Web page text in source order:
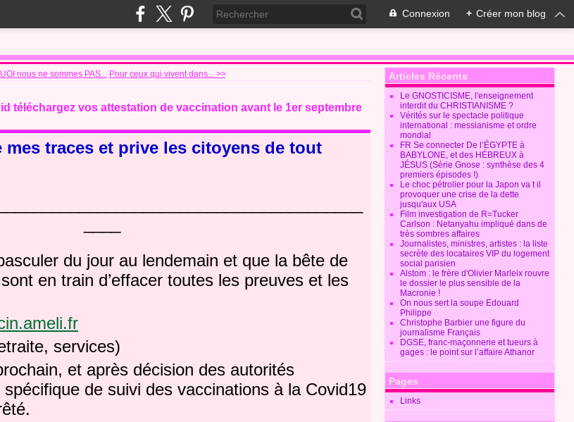
Connexion + Créer mon blog
nous ne sommes PAS... Pour ceux qui vivent dans... >>
téléchargez vos attestation de vaccination avant le 1er septembre
mes traces et prive les citoyens de tout
du jour au lendemain et que la bête de
en train d’effacer toutes les preuves et les
services)
et après décision des autorités
de suivi des vaccinations à la Covid19
Articles Récents
Le GNOSTICISME, l'enseignement
interdit du CHRISTIANISME ?
Vérités sur le spectacle politique
international : messianisme et ordre
mondial
FR Se connecter De l’ÉGYPTE à
BABYLONE, et des HÉBREUX à
JÉSUS (Série Gnose : synthèse des 4
premiers épisodes !)
Le choc pétrolier pour la Japon va t il
provoquer une crise de la dette
jusqu'aux USA
Film investigation de R=Tucker
Carlson : Netanyahu impliqué dans de
très sombres affaires
Journalistes, ministres, artistes : la liste
secrète des locataires VIP du logement
social parisien
Alstom : le frère d'Olivier Marleix rouvre
le dossier le plus sensible de la
Macronie !
On nous sert la soupe Edouard
Philippe
Christophe Barbier une figure du
journalisme Français
DGSE, franc-maçonnerie et tueurs à
gages : le point sur l’affaire Athanor
Pages
Links